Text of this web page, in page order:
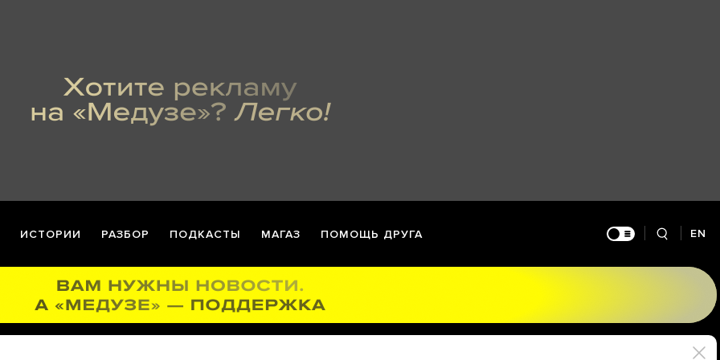
ИСТОРИИ РАЗБОР ПОДКАСТЫ МАГАЗ ПОМОЩЬ ДРУГА EN